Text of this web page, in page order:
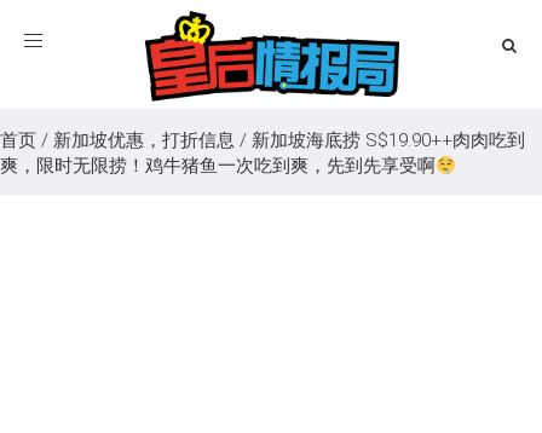
Toggle
首页 / 新加坡优惠，打折信息 / 新加坡海底捞 S$19.90++肉肉吃到
爽，限时无限捞！鸡牛猪鱼一次吃到爽，先到先享受啊